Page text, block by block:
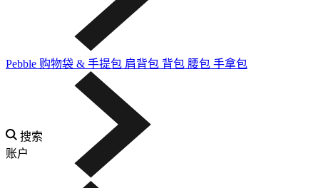
搜索
账户
Pebble 购物袋 & 手提包 肩背包 背包 腰包 手拿包